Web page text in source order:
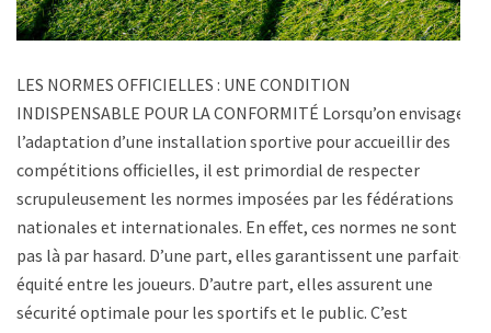
LES NORMES OFFICIELLES : UNE CONDITION
INDISPENSABLE POUR LA CONFORMITÉ Lorsqu’on envisage
l’adaptation d’une installation sportive pour accueillir des
compétitions officielles, il est primordial de respecter
scrupuleusement les normes imposées par les fédérations
nationales et internationales. En effet, ces normes ne sont
pas là par hasard. D’une part, elles garantissent une parfaite
équité entre les joueurs. D’autre part, elles assurent une
sécurité optimale pour les sportifs et le public. C’est